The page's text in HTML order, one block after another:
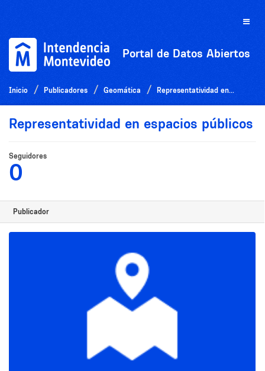
Toggle
Portal de Datos Abiertos
Inicio Publicadores Geomática Representatividad en...
Representatividad en espacios públicos
Seguidores
0
Publicador